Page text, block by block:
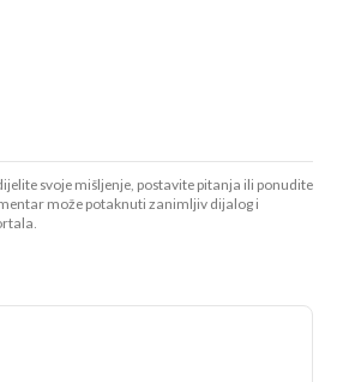
svoje mišljenje, postavite pitanja ili ponudite
može potaknuti zanimljiv dijalog i